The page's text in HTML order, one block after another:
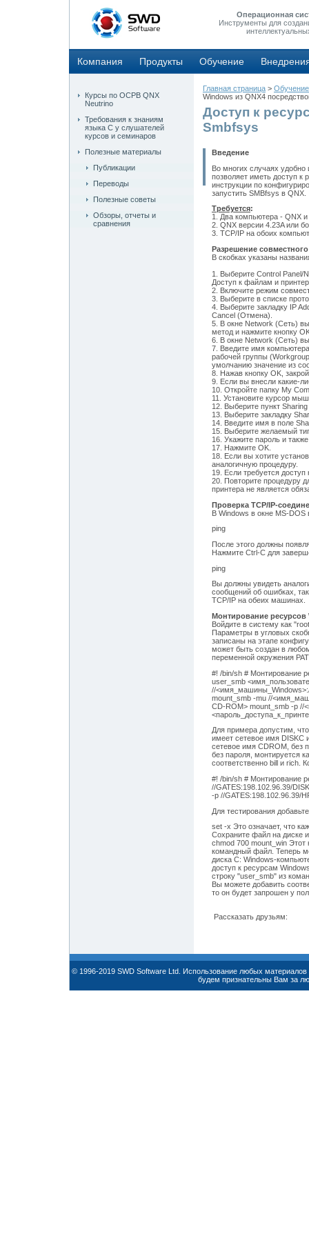
Операционная
Инструменты для
Компания Продукты Обучение
Курсы по ОСРВ QNX
Neutrino
Требования к знаниям
языка С у слушателей
курсов и семинаров
Полезные материалы
Публикации
Переводы
Полезные советы
Обзоры, отчеты и
сравнения
Главная страница > Обучение
Windows из QNX4
Доступ к
Smbfsys
Введение
Во многих случаях удобно
позволяет иметь доступ
инструкции по
запустить SMBfsys в QNX.
Требуется:
1. Два компьютера - QNX
2. QNX версии 4.23A или
3. TCP/IP на обоих
Разрешение
В скобках указаны
1. Выберите Control Panel/
Доступ к файлам и
2. Включите режим
3. Выберите в списке
4. Выберите закладку IP
Cancel (Отмена).
5. В окне Network (Сеть)
метод и нажмите кнопку
6. В окне Network (Сеть)
7. Введите имя
рабочей группы
умолчанию значение из
8. Нажав кнопку OK,
9. Если вы внесли какие-
10. Откройте папку My
11. Установите курсор
12. Выберите пункт
13. Выберите закладку
14. Введите имя в поле
15. Выберите желаемый
16. Укажите пароль и
17. Нажмите OK.
18. Если вы хотите
аналогичную процедуру.
19. Если требуется
20. Повторите процедуру
принтера не является
Проверка TCP/IP-
В Windows в окне MS-
ping
После этого должны
Нажмите Ctrl-C для
ping
Вы должны увидеть
сообщений об ошибках,
TCP/IP на обеих машинах.
Монтирование ресурсов
Войдите в систему как
Параметры в угловых
записаны на этапе
может быть создан в
переменной окружения
#! /bin/sh # Монтирование
user_smb
//<имя_машины_Windows>:
mount_smb -mu //
CD-ROM> mount_smb -p
Для примера допустим,
имеет сетевое имя DISKC
сетевое имя CDROM, без
без пароля, монтируется
соответственно bill и rich.
#! /bin/sh # Монтирование
//GATES:198.102.96.39/
-p //GATES:198.102.96.39/
Для тестирования
set -x Это означает, что
Сохраните файл на диске
chmod 700 mount_win
командный файл. Теперь
диска C: Windows-
доступ к ресурсам
строку "user_smb" из
Вы можете добавить
то он будет запрошен у
Рассказать друзьям:
© 1996-2019 SWD Software Ltd. Использование любых
будем признательны Вам за